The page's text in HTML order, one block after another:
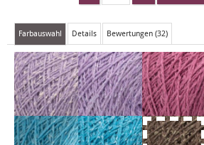
Farbauswahl Details Bewertungen (32)